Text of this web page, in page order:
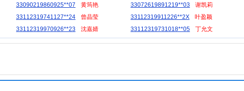
33090219860925**07 黄筠艳 33072619891219**03
谢凯莉
33112319741127**24 曾晶莹 33112319911226**2X
叶盈颖
33112319970926**23 沈嘉婧 33112319731018**05 丁允文